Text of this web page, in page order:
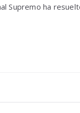
Supremo ha